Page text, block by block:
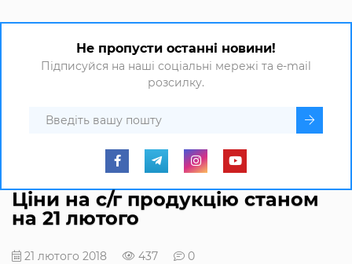
Не пропусти останні новини!
Підписуйся на наші соціальні мережі та e-mail
розсилку.
Ціни на с/г продукцію станом
на 21 лютого
21 лютого 2018 437 0